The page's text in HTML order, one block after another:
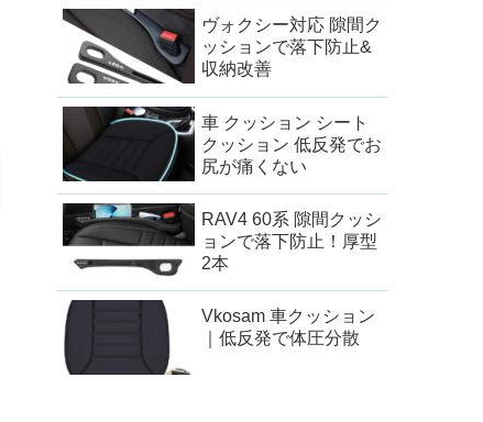
ヴォクシー対応 隙間ク
ッションで落下防止&
収納改善
車 クッション シート
クッション 低反発でお
尻が痛くない
RAV4 60系 隙間クッシ
ョンで落下防止！厚型
2本
Vkosam 車クッション
｜低反発で体圧分散